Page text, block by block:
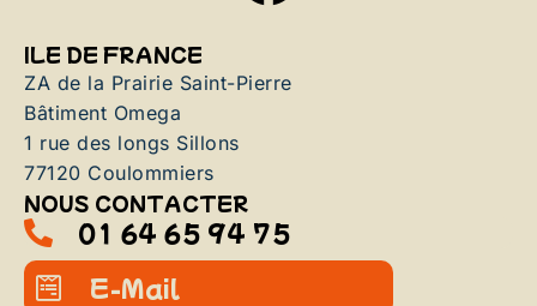
ILE DE FRANCE
ZA de la Prairie Saint-Pierre
Bâtiment Omega
1 rue des longs Sillons
77120 Coulommiers
NOUS CONTACTER
01 64 65 94 75
E-Mail